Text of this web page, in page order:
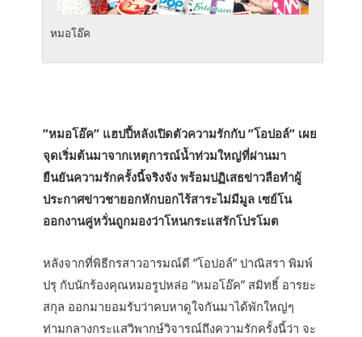
หมอโอ๊ค
”หมอโอ๊ค” แฮปปี้หลังเปิดตัวความรักกับ ”โอปอล์” เผย
จุดเริ่มต้นมาจากเหตุการณ์น้ำท่วมใหญ่ที่ผ่านมา
ยืนยันความรักครั้งนี้จริงจัง พร้อมปฏิเสธข่าวลือทำผู้
ประกาศข่าวชายอกหักบอกไร้สาระไม่มีมูล เซย์โน
ออกงานคู่หวั่นถูกมองว่าโหนกระแสรักโปรโมต
หลังจากที่พิธีกรสาวอารมณ์ดี ”โอปอล์” ปาณิสรา พิมพ์
ปรุ กับนักร้องคุณหมอรูปหล่อ ”หมอโอ๊ค” สมิทธิ์ อารยะ
สกุล ออกมายอมรับว่าคบหาดูใจกันมาได้พักใหญ่ๆ
ท่ามกลางกระแสวิพากษ์วิจารณ์ถึงความรักครั้งนี้ว่า จะ